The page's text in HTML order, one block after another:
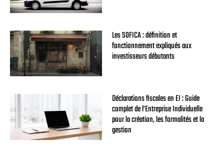
Les SOFICA : définition et
fonctionnement expliqués aux
investisseurs débutants
Déclarations fiscales en EI : Guide
complet de l’Entreprise Individuelle
pour la création, les formalités et la
gestion